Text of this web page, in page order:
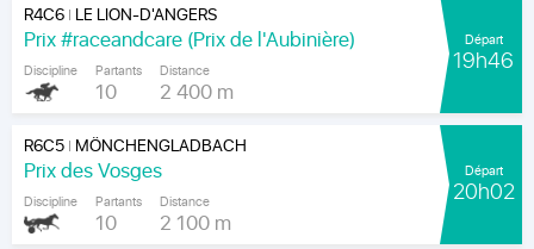
R4C6| LE LION-D'ANGERS
Prix #raceandcare (Prix de l'Aubinière)
Discipline Partants
10
Distance
2 400 m
Départ
19h46
R6C5| MÖNCHENGLADBACH
Prix des Vosges
Discipline Partants
10
Distance
2 100 m
Départ
20h02